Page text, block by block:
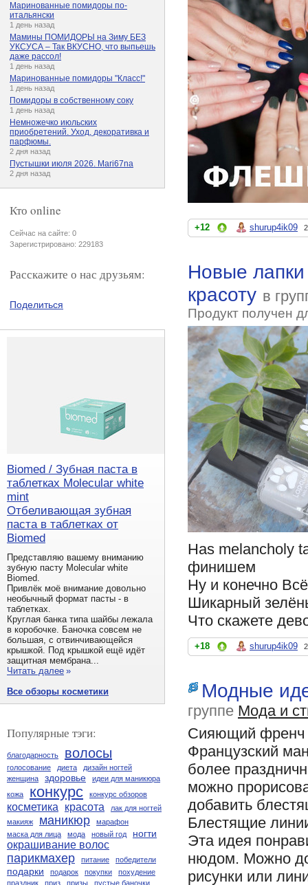
+12 shurup4ik09
Новые
красоту в
Продукт получен
Has melancholy
финишем
Ну и конечно
Шикарный
Что скажете
+18 shurup4ik09
Модные
группе Мода и
Сияющий френч
Французский
более
можно
добавить
Блестящие
Эта идея
нюдом. Можно
рисунки или
Маринованные помидоры по-
итальянски
1 день назад
Мамины ПОМИДОРЫ на Зиму БЕЗ
УКСУСА – Так ВКУСНО, что выпьешь
даже рассол!
1 день назад
Маринованные помидоры "Класс!"
1 день назад
Помидоры в собственному соку
1 день назад
Немножечко июльских
приобретений. Уход, декоративка и
парфюмы.
2 дня назад
Пустышки июля 2026. Mari67na
2 дня назад
Кто online
Сейчас на сайте: 0
Зарегистрировано: 229183
Расскажите о нас друзьям:
Поделиться
Biomed / Зубная паста в
таблетках Molecular white
mint
Отбеливающая зубная
паста в таблетках от
Biomed
Представляю вашему вниманию
зубную пасту Molecular white
Biomed.
Привлёк моё внимание довольно
необычный формат пасты - в
таблетках.
Круглая банка типа шайбы лежала
в коробочке. Баночка совсем не
большая, с отвинчивающейся
крышкой. Под крышкой ещё идёт
защитная мембрана...
Читать далее »
Все обзоры косметики
Популярные тэги:
благодарность волосы
голосование диета
дизайн ногтей
женщина
здоровье
идеи для маникюра
кожа
конкурс конкурс обзоров
косметика красота
лак для ногтей
макияж
маникюр
марафон
маска для лица
мода новый год ногти
окрашивание волос
парикмахер питание победители
подарки подарок покупки
похудение
праздник
приз призы пустые баночки